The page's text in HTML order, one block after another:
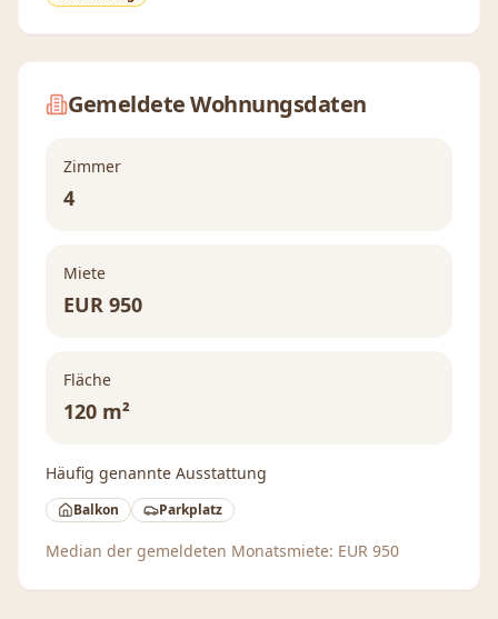
Gemeldete Wohnungsdaten
Zimmer
4
Miete
EUR 950
Fläche
120 m²
Häufig genannte Ausstattung
Balkon Parkplatz
Median der gemeldeten Monatsmiete: EUR 950